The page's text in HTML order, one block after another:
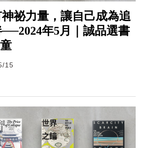
祕力量，讓自己成為追
年5月｜誠品選書
15